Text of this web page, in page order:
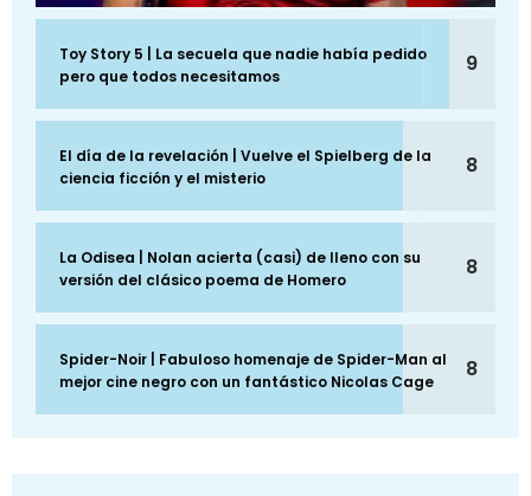
Toy Story 5 | La secuela que nadie había pedido
pero que todos necesitamos
9
El día de la revelación | Vuelve el Spielberg de la
ciencia ficción y el misterio
8
La Odisea | Nolan acierta (casi) de lleno con su
versión del clásico poema de Homero
8
Spider-Noir | Fabuloso homenaje de Spider-Man al
mejor cine negro con un fantástico Nicolas Cage
8